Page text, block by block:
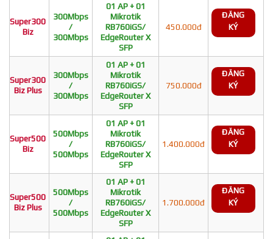
Super300
Biz
300Mbps
/
300Mbps
01 AP + 01
Mikrotik
RB760iGS/
EdgeRouter X
SFP
450.000đ
ĐĂNG
KÝ
Super300
Biz Plus
300Mbps
/
300Mbps
01 AP + 01
Mikrotik
RB760iGS/
EdgeRouter X
SFP
750.000đ
ĐĂNG
KÝ
Super500
Biz
500Mbps
/
500Mbps
01 AP + 01
Mikrotik
RB760iGS/
EdgeRouter X
SFP
1.400.000đ
ĐĂNG
KÝ
Super500
Biz Plus
500Mbps
/
500Mbps
01 AP + 01
Mikrotik
RB760iGS/
EdgeRouter X
SFP
1.700.000đ
ĐĂNG
KÝ